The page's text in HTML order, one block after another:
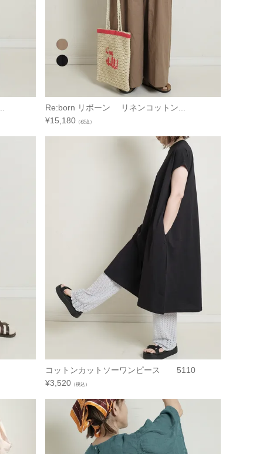
Re:born リボーン リネンコットン...
¥15,180 （税込）
コットンカットソーワンピース 5110
¥3,520 （税込）